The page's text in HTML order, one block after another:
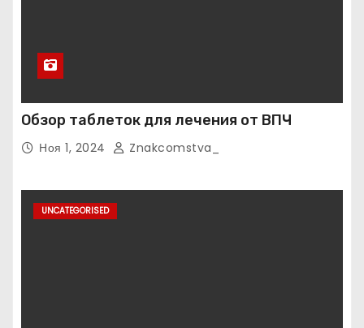
Обзор таблеток для лечения от ВПЧ
Ноя 1, 2024 Znakcomstva_
UNCATEGORISED